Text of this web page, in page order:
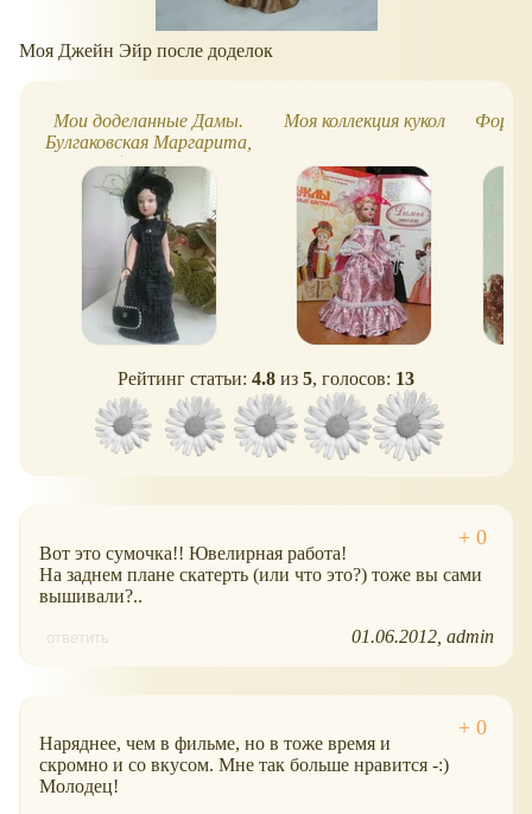
Моя Джейн Эйр после доделок
Мои доделанные Дамы.
Булгаковская Маргарита,
Джен Эйр, Эмма Бовари
Моя коллекция кукол
Рейтинг статьи: 4.8 из 5, голосов: 13
Вот это сумочка!! Ювелирная работа!
На заднем плане скатерть (или что это?) тоже вы сами
вышивали?..
ответить 01.06.2012 admin
Наряднее, чем в фильме, но в тоже время и
скромно и со вкусом. Мне так больше нравится -:)
Молодец!